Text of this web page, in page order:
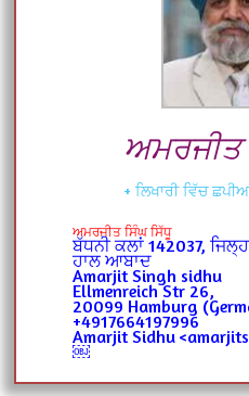
ਅਮਰਜੀਤ
+ ਲਿਖਾਰੀ ਵਿੱਚ
ਅਮਰਜੀਤ ਸਿੰਘ ਸਿੱਧੂ
ਬੱਧਨੀ ਕਲਾਂ 142037,
ਹਾਲ ਆਬਾਦ
Amarjit Singh sidhu
Ellmenreich Str 26,
20099 Hamburg
+4917664197996
Amarjit Sidhu
￼